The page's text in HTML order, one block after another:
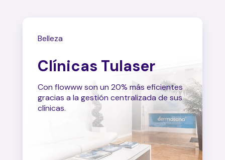
Belleza
Clínicas Tulaser
Con flowww son un 20% más eficientes
gracias a la gestión centralizada de sus
clínicas.